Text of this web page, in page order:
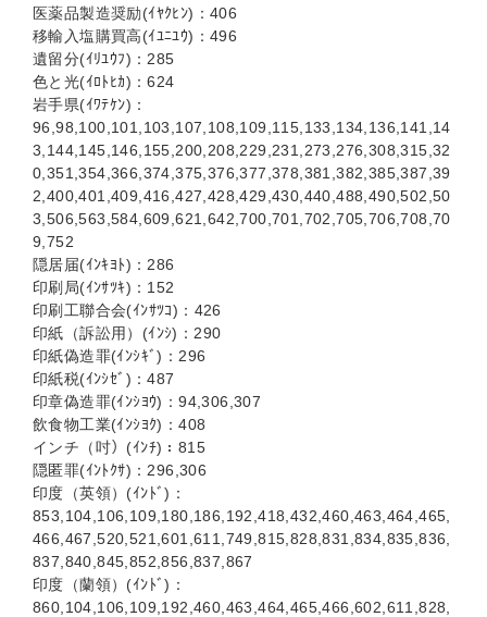
医薬品製造奨励(ｲﾔｸﾋﾝ)：406
移輸入塩購買高(ｲﾕﾆﾕｳ)：496
遺留分(ｲﾘﾕｳﾌ)：285
色と光(ｲﾛﾄﾋｶ)：624
岩手県(ｲﾜﾃｹﾝ)：
96,98,100,101,103,107,108,109,115,133,134,136,141,14
3,144,145,146,155,200,208,229,231,273,276,308,315,32
0,351,354,366,374,375,376,377,378,381,382,385,387,39
2,400,401,409,416,427,428,429,430,440,488,490,502,50
3,506,563,584,609,621,642,700,701,702,705,706,708,70
9,752
隠居届(ｲﾝｷﾖﾄ)：286
印刷局(ｲﾝｻﾂｷ)：152
印刷工聯合会(ｲﾝｻﾂｺ)：426
印紙（訴訟用）(ｲﾝｼ)：290
印紙偽造罪(ｲﾝｼｷﾞ)：296
印紙税(ｲﾝｼｾﾞ)：487
印章偽造罪(ｲﾝｼﾖｳ)：94,306,307
飲食物工業(ｲﾝｼﾖｸ)：408
インチ（吋）(ｲﾝﾁ)：815
隠匿罪(ｲﾝﾄｸｻ)：296,306
印度（英領）(ｲﾝﾄﾞ)：
853,104,106,109,180,186,192,418,432,460,463,464,465,
466,467,520,521,601,611,749,815,828,831,834,835,836,
837,840,845,852,856,837,867
印度（蘭領）(ｲﾝﾄﾞ)：
860,104,106,109,192,460,463,464,465,466,602,611,828,